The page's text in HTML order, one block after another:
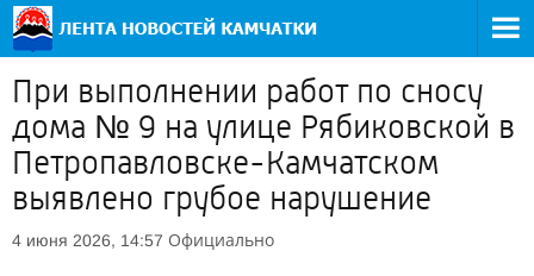
При выполнении работ по сносу
дома № 9 на улице Рябиковской в
Петропавловске-Камчатском
выявлено грубое нарушение
4 июня 2026, 14:57 Официально